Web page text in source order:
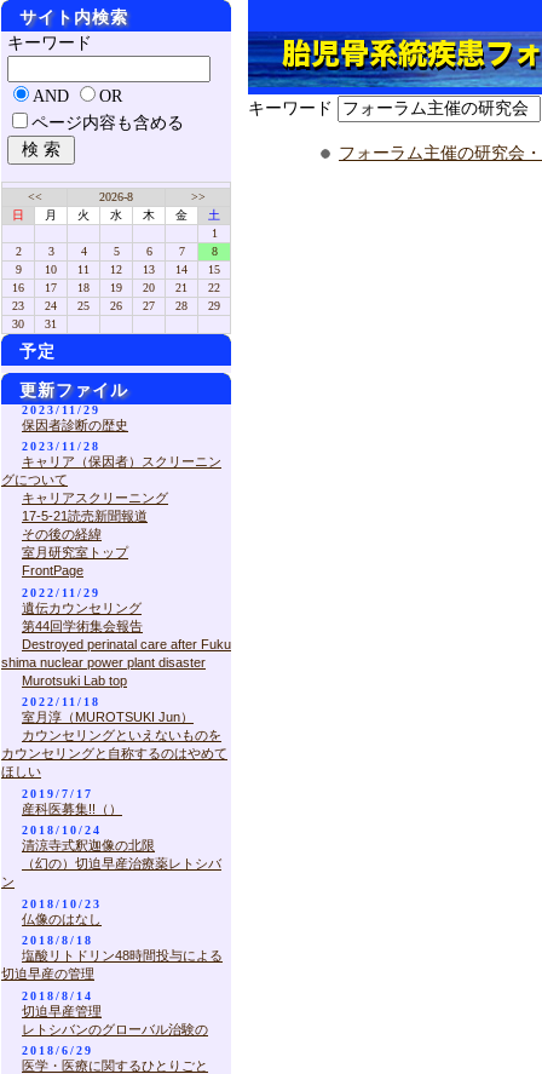
キーワード
フォーラム主催の研究会
サイト内検索
キーワード
AND
OR
ページ内容も含める
<< 2026-8
>>
日
月 火 水 木 金
土
1
2
3 4 5 6 7
8
9
10 11 12 13 14
15
16
17 18 19 20 21
22
23
24 25 26 27 28
29
30
31
予定
更新ファイル
2023/11/29
保因者診断の歴史
2023/11/28
キャリア（保因者）スクリーニン
グについて
キャリアスクリーニング
17-5-21読売新聞報道
その後の経緯
室月研究室トップ
FrontPage
2022/11/29
遺伝カウンセリング
第44回学術集会報告
Destroyed perinatal care after Fuku
shima nuclear power plant disaster
Murotsuki Lab top
2022/11/18
室月淳（MUROTSUKI Jun）
カウンセリングといえないものを
カウンセリングと自称するのはやめて
ほしい
2019/7/17
産科医募集!!（）
2018/10/24
清涼寺式釈迦像の北限
（幻の）切迫早産治療薬レトシバ
ン
2018/10/23
仏像のはなし
2018/8/18
塩酸リトドリン48時間投与による
切迫早産の管理
2018/8/14
切迫早産管理
レトシバンのグローバル治験の
2018/6/29
医学・医療に関するひとりごと